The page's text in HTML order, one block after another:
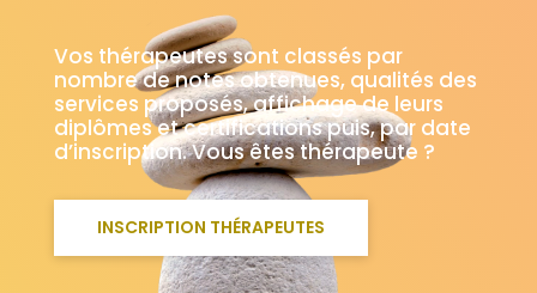
Vos thérapeutes sont classés par
nombre de notes obtenues, qualités des
services proposés, affichage de leurs
diplômes et certifications puis, par date
d’inscription. Vous êtes thérapeute ?
INSCRIPTION THÉRAPEUTES